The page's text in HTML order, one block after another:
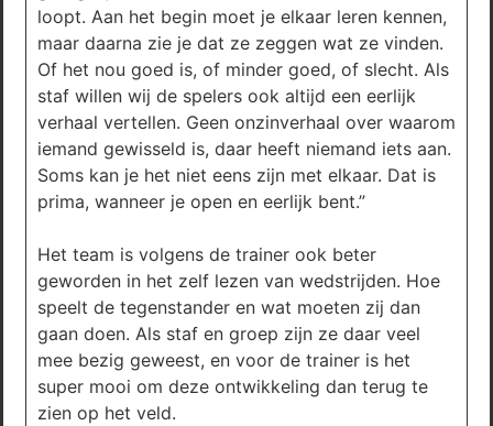
loopt. Aan het begin moet je elkaar leren kennen,
maar daarna zie je dat ze zeggen wat ze vinden.
Of het nou goed is, of minder goed, of slecht. Als
staf willen wij de spelers ook altijd een eerlijk
verhaal vertellen. Geen onzinverhaal over waarom
iemand gewisseld is, daar heeft niemand iets aan.
Soms kan je het niet eens zijn met elkaar. Dat is
prima, wanneer je open en eerlijk bent.”
Het team is volgens de trainer ook beter
geworden in het zelf lezen van wedstrijden. Hoe
speelt de tegenstander en wat moeten zij dan
gaan doen. Als staf en groep zijn ze daar veel
mee bezig geweest, en voor de trainer is het
super mooi om deze ontwikkeling dan terug te
zien op het veld.